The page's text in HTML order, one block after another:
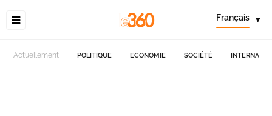
Français ▾
Actuellement POLITIQUE ECONOMIE SOCIÉTÉ